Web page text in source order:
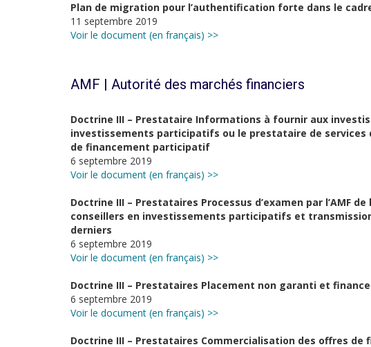
Plan de migration pour l’authentification forte dans le
11 septembre 2019
Voir le document (en français) >>
AMF | Autorité des marchés financiers
Doctrine III – Prestataire Informations à fournir aux
investissements participatifs ou le prestataire de services
de financement participatif
6 septembre 2019
Voir le document (en français) >>
Doctrine III – Prestataires Processus d’examen par l’AMF
conseillers en investissements participatifs et
derniers
6 septembre 2019
Voir le document (en français) >>
Doctrine III – Prestataires Placement non garanti et
6 septembre 2019
Voir le document (en français) >>
Doctrine III – Prestataires Commercialisation des offres